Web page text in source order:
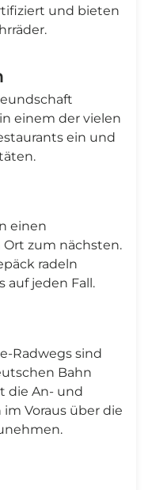
und bieten
einem der vielen
ein und
einen
zum nächsten.
radeln
auf jeden Fall.
Radwegs sind
Bahn
die An- und
Voraus über die